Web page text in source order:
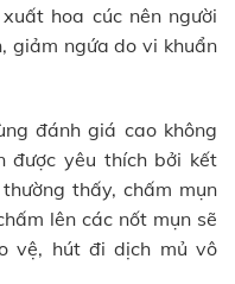
hoa cúc nên người
giảm ngứa do vi khuẩn
đánh giá cao không
được yêu thích bởi kết
thấy, chấm mụn
lên các nốt mụn sẽ
vệ, hút đi dịch mủ vô